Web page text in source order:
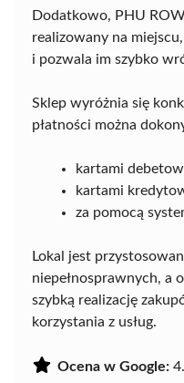
Dodatkowo, PHU
realizowany na
i pozwala im szybko
Sklep wyróżnia się
płatności można
kartami
kartami
za pomocą
Lokal jest
niepełnosprawnych, a
szybką realizację
korzystania z usług.
Ocena w Google: